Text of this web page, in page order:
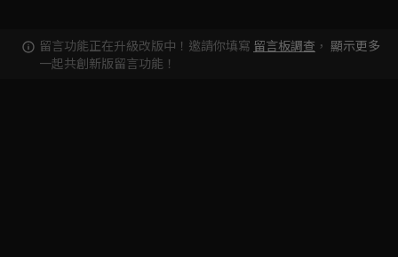
留言功能正在升級改版中！邀請你填寫 留言板調查 ，
一起共創新版留言功能！
顯示更多